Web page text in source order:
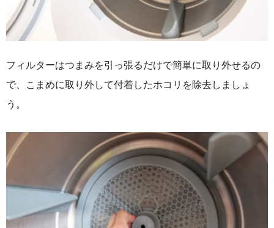
フィルターはつまみを引っ張るだけで簡単に取り外せるの
で、こまめに取り外して付着したホコリを除去しましょ
う。